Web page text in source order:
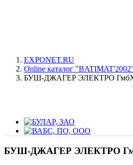
EXPONET.RU
Online каталог
БУШ-ДЖАГЕР ЭЛЕКТРО
БУШ-ДЖАГЕР ЭЛЕКТРО